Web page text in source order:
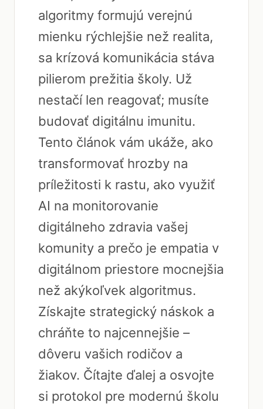
algoritmy formujú verejnú
mienku rýchlejšie než realita,
sa krízová komunikácia stáva
pilierom prežitia školy. Už
nestačí len reagovať; musíte
budovať digitálnu imunitu.
Tento článok vám ukáže, ako
transformovať hrozby na
príležitosti k rastu, ako využiť
AI na monitorovanie
digitálneho zdravia vašej
komunity a prečo je empatia v
digitálnom priestore mocnejšia
než akýkoľvek algoritmus.
Získajte strategický náskok a
chráňte to najcennejšie –
dôveru vašich rodičov a
žiakov. Čítajte ďalej a osvojte
si protokol pre modernú školu